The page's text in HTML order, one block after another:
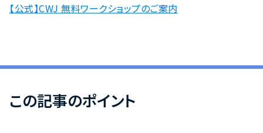
【公式】CWJ 無料ワークショップのご案内
この記事のポイント